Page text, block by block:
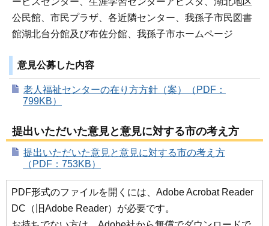
公民館、市民プラザ、各近隣センター、我孫子市民図書
館湖北台分館及び布佐分館、我孫子市ホームページ
意見公募した内容
老人福祉センターの在り方方針（案）（PDF：
799KB）
提出いただいた意見と意見に対する市の考え方
提出いただいた意見と意見に対する市の考え方
（PDF：753KB）
PDF形式のファイルを開くには、Adobe Acrobat Reader
DC（旧Adobe Reader）が必要です。